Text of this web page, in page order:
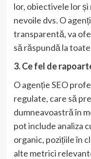
lor, obiectivele lor și
nevoile dvs. O
transparentă, va
să răspundă la
3. Ce fel de
O agenție SEO
regulate, care să
dumneavoastră în
pot include analiza
organic, pozițiile în
alte metrici